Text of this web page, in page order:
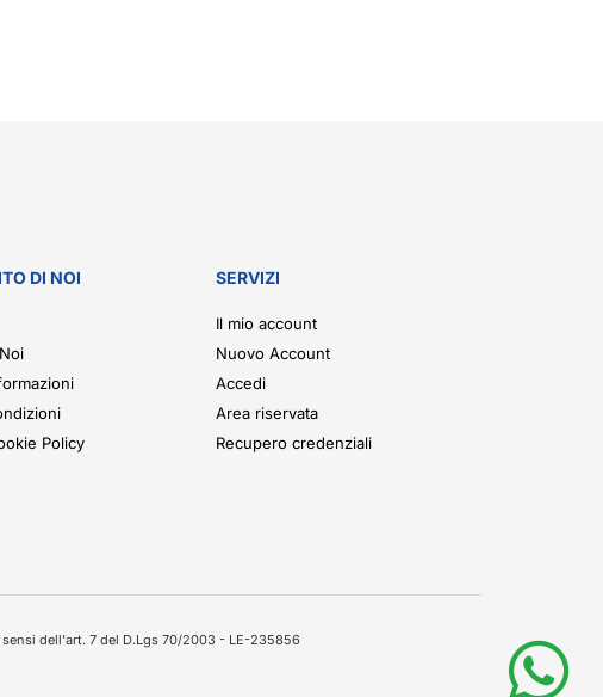
DI NOI
Policy
SERVIZI
Il mio account
Nuovo Account
Accedi
Area riservata
Recupero credenziali
dell'art. 7 del D.Lgs 70/2003 - LE-235856